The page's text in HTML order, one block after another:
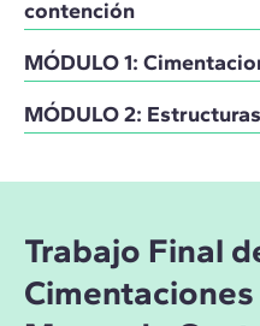
contención
MÓDULO 1:
MÓDULO 2:
Trabajo Final